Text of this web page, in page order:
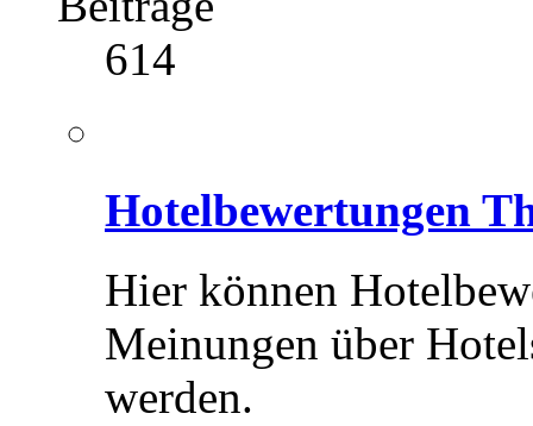
614
Hotelbewertungen
Hier können
Meinungen über
werden.